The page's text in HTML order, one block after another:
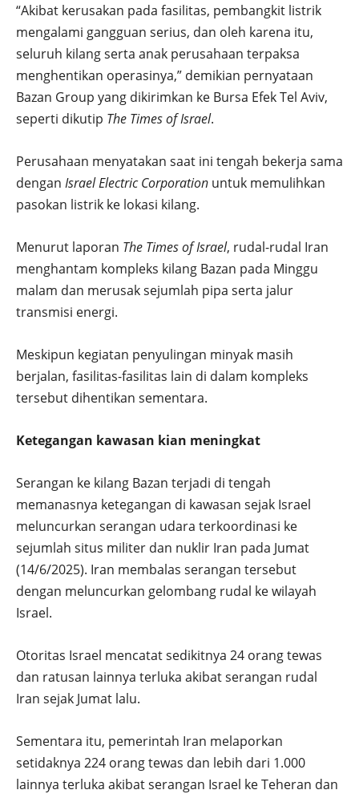
“Akibat kerusakan pada fasilitas, pembangkit listrik
mengalami gangguan serius, dan oleh karena itu,
seluruh kilang serta anak perusahaan terpaksa
menghentikan operasinya,” demikian pernyataan
Bazan Group yang dikirimkan ke Bursa Efek Tel Aviv,
seperti dikutip The Times of Israel.
Perusahaan menyatakan saat ini tengah bekerja sama
dengan Israel Electric Corporation untuk memulihkan
pasokan listrik ke lokasi kilang.
Menurut laporan The Times of Israel, rudal-rudal Iran
menghantam kompleks kilang Bazan pada Minggu
malam dan merusak sejumlah pipa serta jalur
transmisi energi.
Meskipun kegiatan penyulingan minyak masih
berjalan, fasilitas-fasilitas lain di dalam kompleks
tersebut dihentikan sementara.
Ketegangan kawasan kian meningkat
Serangan ke kilang Bazan terjadi di tengah
memanasnya ketegangan di kawasan sejak Israel
meluncurkan serangan udara terkoordinasi ke
sejumlah situs militer dan nuklir Iran pada Jumat
(14/6/2025). Iran membalas serangan tersebut
dengan meluncurkan gelombang rudal ke wilayah
Israel.
Otoritas Israel mencatat sedikitnya 24 orang tewas
dan ratusan lainnya terluka akibat serangan rudal
Iran sejak Jumat lalu.
Sementara itu, pemerintah Iran melaporkan
setidaknya 224 orang tewas dan lebih dari 1.000
lainnya terluka akibat serangan Israel ke Teheran dan